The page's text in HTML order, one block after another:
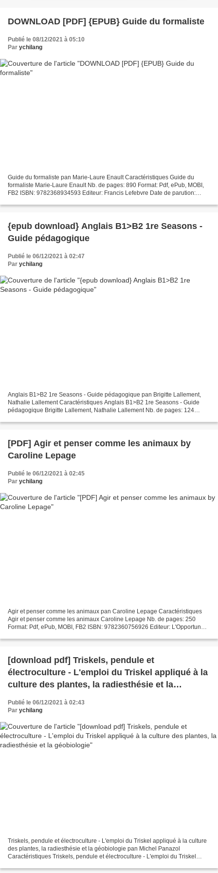
DOWNLOAD [PDF] {EPUB} Guide du formaliste
Publié le 08/12/2021 à 05:10
Par ychilang
Guide du formaliste pan Marie-Laure Enault Caractéristiques Guide du
formaliste Marie-Laure Enault Nb. de pages: 890 Format: Pdf, ePub, MOBI,
FB2 ISBN: 9782368934593 Editeur: Francis Lefebvre Date de parution:
{epub download} Anglais B1>B2 1re Seasons -
Guide pédagogique
Publié le 06/12/2021 à 02:47
Par ychilang
Anglais B1>B2 1re Seasons - Guide pédagogique pan Brigitte Lallement,
Nathalie Lallement Caractéristiques Anglais B1>B2 1re Seasons - Guide
pédagogique Brigitte Lallement, Nathalie Lallement Nb. de pages: 124
[PDF] Agir et penser comme les animaux by
Caroline Lepage
Publié le 06/12/2021 à 02:45
Par ychilang
Agir et penser comme les animaux pan Caroline Lepage Caractéristiques
Agir et penser comme les animaux Caroline Lepage Nb. de pages: 250
Format: Pdf, ePub, MOBI, FB2 ISBN: 9782360756926 Editeur: L'Opportun
[download pdf] Triskels, pendule et
électroculture - L'emploi du Triskel appliqué à la
culture des plantes, la radiesthésie et la
géobiologie
Publié le 06/12/2021 à 02:43
Par ychilang
Triskels, pendule et électroculture - L'emploi du Triskel appliqué à la culture
des plantes, la radiesthésie et la géobiologie pan Michel Panazol
Caractéristiques Triskels, pendule et électroculture - L'emploi du Triskel